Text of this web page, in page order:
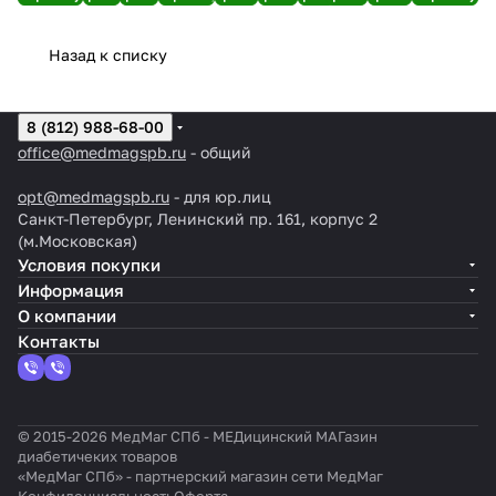
Назад к списку
8 (812) 988-68-00
office@medmagspb.ru - общий
opt@medmagspb.ru - для юр.лиц
Санкт-Петербург, Ленинский пр. 161, корпус 2
(м.Московская)
Условия покупки
Информация
О компании
Контакты
© 2015-2026 МедМаг СПб - МЕДицинский МАГазин
диабетичеких товаров
«МедМаг СПб» - партнерский магазин сети МедМаг